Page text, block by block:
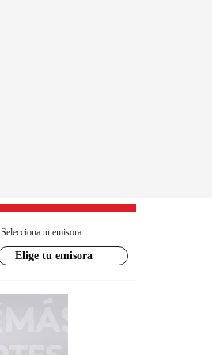
Selecciona tu emisora
Elige tu emisora